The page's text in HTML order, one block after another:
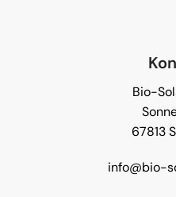
Bio-
67813
info@bio-